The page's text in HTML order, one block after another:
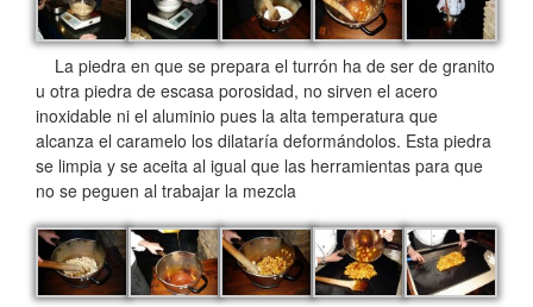
La piedra en que se prepara el turrón ha de ser de granito
u otra piedra de escasa porosidad, no sirven el acero
inoxidable ni el aluminio pues la alta temperatura que
alcanza el caramelo los dilataría deformándolos. Esta piedra
se limpia y se aceita al igual que las herramientas para que
no se peguen al trabajar la mezcla